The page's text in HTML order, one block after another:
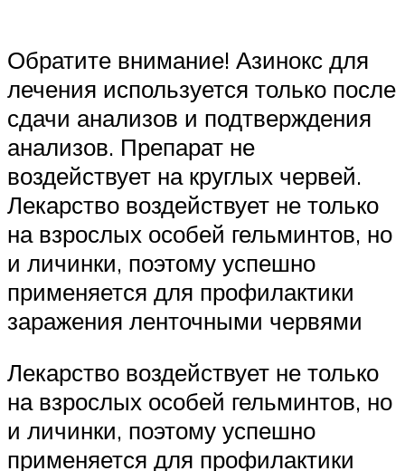
Обратите внимание! Азинокс для
лечения используется только после
сдачи анализов и подтверждения
анализов. Препарат не
воздействует на круглых червей.
Лекарство воздействует не только
на взрослых особей гельминтов, но
и личинки, поэтому успешно
применяется для профилактики
заражения ленточными червями
Лекарство воздействует не только
на взрослых особей гельминтов, но
и личинки, поэтому успешно
применяется для профилактики